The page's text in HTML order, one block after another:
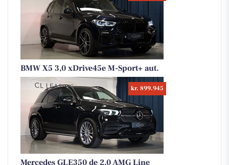
BMW X5 3,0 xDrive45e M-Sport+ aut.
kr. 899.945
Mercedes GLE350 de 2,0 AMG Line